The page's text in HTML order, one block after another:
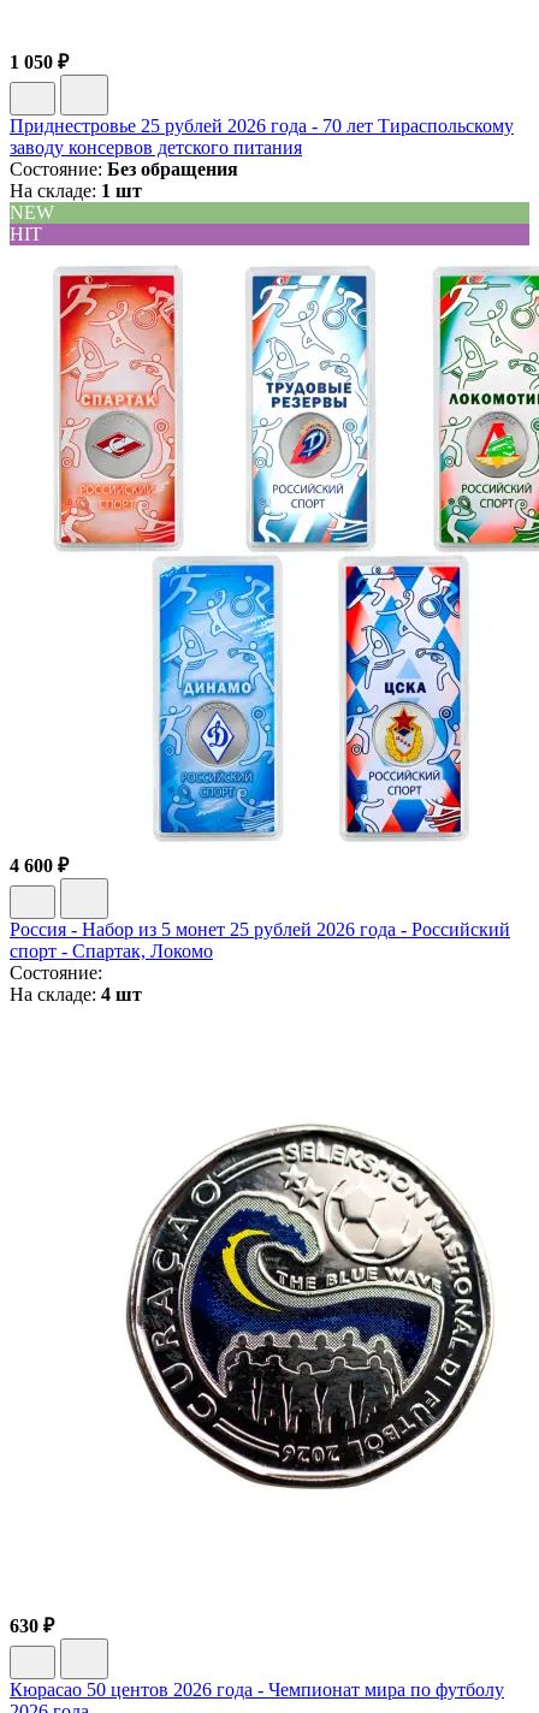
1 050 ₽
Приднестровье 25 рублей 2026 года - 70 лет Тираспольскому
заводу консервов детского питания
Состояние: Без обращения
На складе: 1 шт
NEW
HIT
4 600 ₽
Россия - Набор из 5 монет 25 рублей 2026 года - Российский
спорт - Спартак, Локомо
Состояние:
На складе: 4 шт
630 ₽
Кюрасао 50 центов 2026 года - Чемпионат мира по футболу